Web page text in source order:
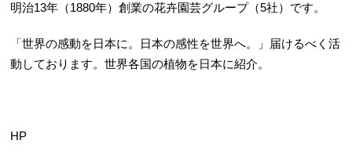
明治13年（1880年）創業の花卉園芸グループ（5社）です。
「世界の感動を日本に。日本の感性を世界へ。」届けるべく活
動しております。世界各国の植物を日本に紹介。
HP